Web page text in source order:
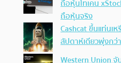
ถือหุ้นโทเคน
ถือหุ้นจริง
Cashcat ขึ้นแท่นเ
สัปดาห์เดียวพุ่งกว่
Western Union